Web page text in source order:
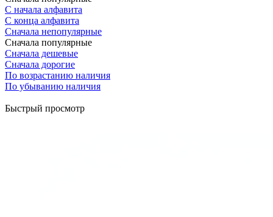
С начала алфавита
С конца алфавита
Сначала непопулярные
Сначала популярные
Сначала дешевые
Сначала дорогие
По возрастанию наличия
По убыванию наличия
Быстрый просмотр